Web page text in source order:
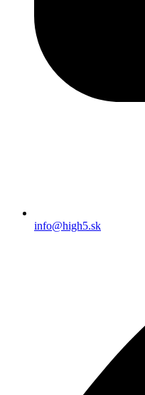
info@high5.sk